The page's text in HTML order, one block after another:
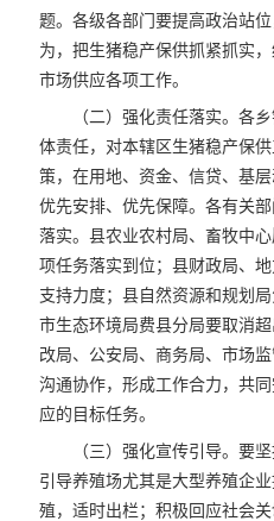
题。各级各部门要提高政治站
为，把生猪稳产保供抓紧抓实
市场供应各项工作。
（二）强化责任落实。各
体责任，对本辖区生猪稳产保
策，在用地、资金、信贷、基
优先安排、优先保障。各有关
落实。县农业农村局、畜牧中
项任务落实到位；县财政局、
支持力度；县自然资源和规划
市生态环境局费县分局要取消
改局、公安局、商务局、市场
沟通协作，形成工作合力，共
应的目标任务。
（三）强化宣传引导。要
引导养殖场尤其是大型养殖企
殖，适时出栏；积极回应社会